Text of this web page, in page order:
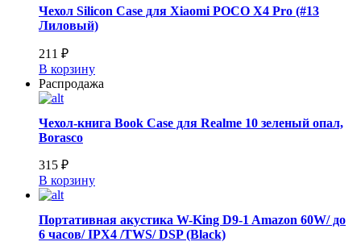
Чехол Silicon Case для Xiaomi POCO X4 Pro (#13
Лиловый)
211 ₽
В корзину
Распродажа
Чехол-книга Book Case для Realme 10 зеленый опал,
Borasco
315 ₽
В корзину
Портативная акустика W-King D9-1 Amazon 60W/ до
6 часов/ IPX4 /TWS/ DSP (Black)